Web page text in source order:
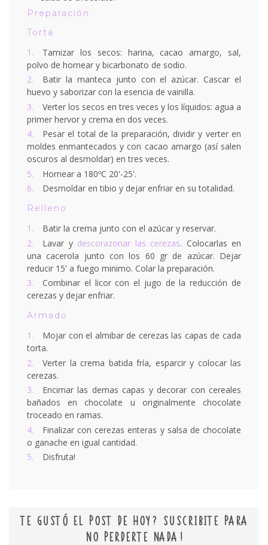
Preparación
Torta
Tamizar los secos: harina, cacao amargo, sal,
polvo de hornear y bicarbonato de sodio.
Batir la manteca junto con el azúcar. Cascar el
huevo y saborizar con la esencia de vainilla.
Verter los secos en tres veces y los líquidos: agua a
primer hervor y crema en dos veces.
Pesar el total de la preparación, dividir y verter en
moldes enmantecados y con cacao amargo (así salen
oscuros al desmoldar) en tres veces.
Hornear a 180ºC 20'-25'.
Desmoldar en tibio y dejar enfriar en su totalidad.
Relleno
Batir la crema junto con el azúcar y reservar.
Lavar y descorazonar las cerezas. Colocarlas en
una cacerola junto con los 60 gr de azúcar. Dejar
reducir 15' a fuego minimo. Colar la preparación.
Combinar el licor con el jugo de la reducción de
cerezas y dejar enfriar.
Armado
Mojar con el almibar de cerezas las capas de cada
torta.
Verter la crema batida fría, esparcir y colocar las
cerezas.
Encimar las demas capas y decorar con cereales
bañados en chocolate u originalmente chocolate
troceado en ramas.
Finalizar con cerezas enteras y salsa de chocolate
o ganache en igual cantidad.
Disfruta!
TE GUSTÓ EL POST DE HOY? SUSCRIBITE PARA
NO PERDERTE NADA!